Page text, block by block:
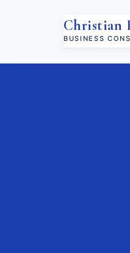
Christian
BUSINESS